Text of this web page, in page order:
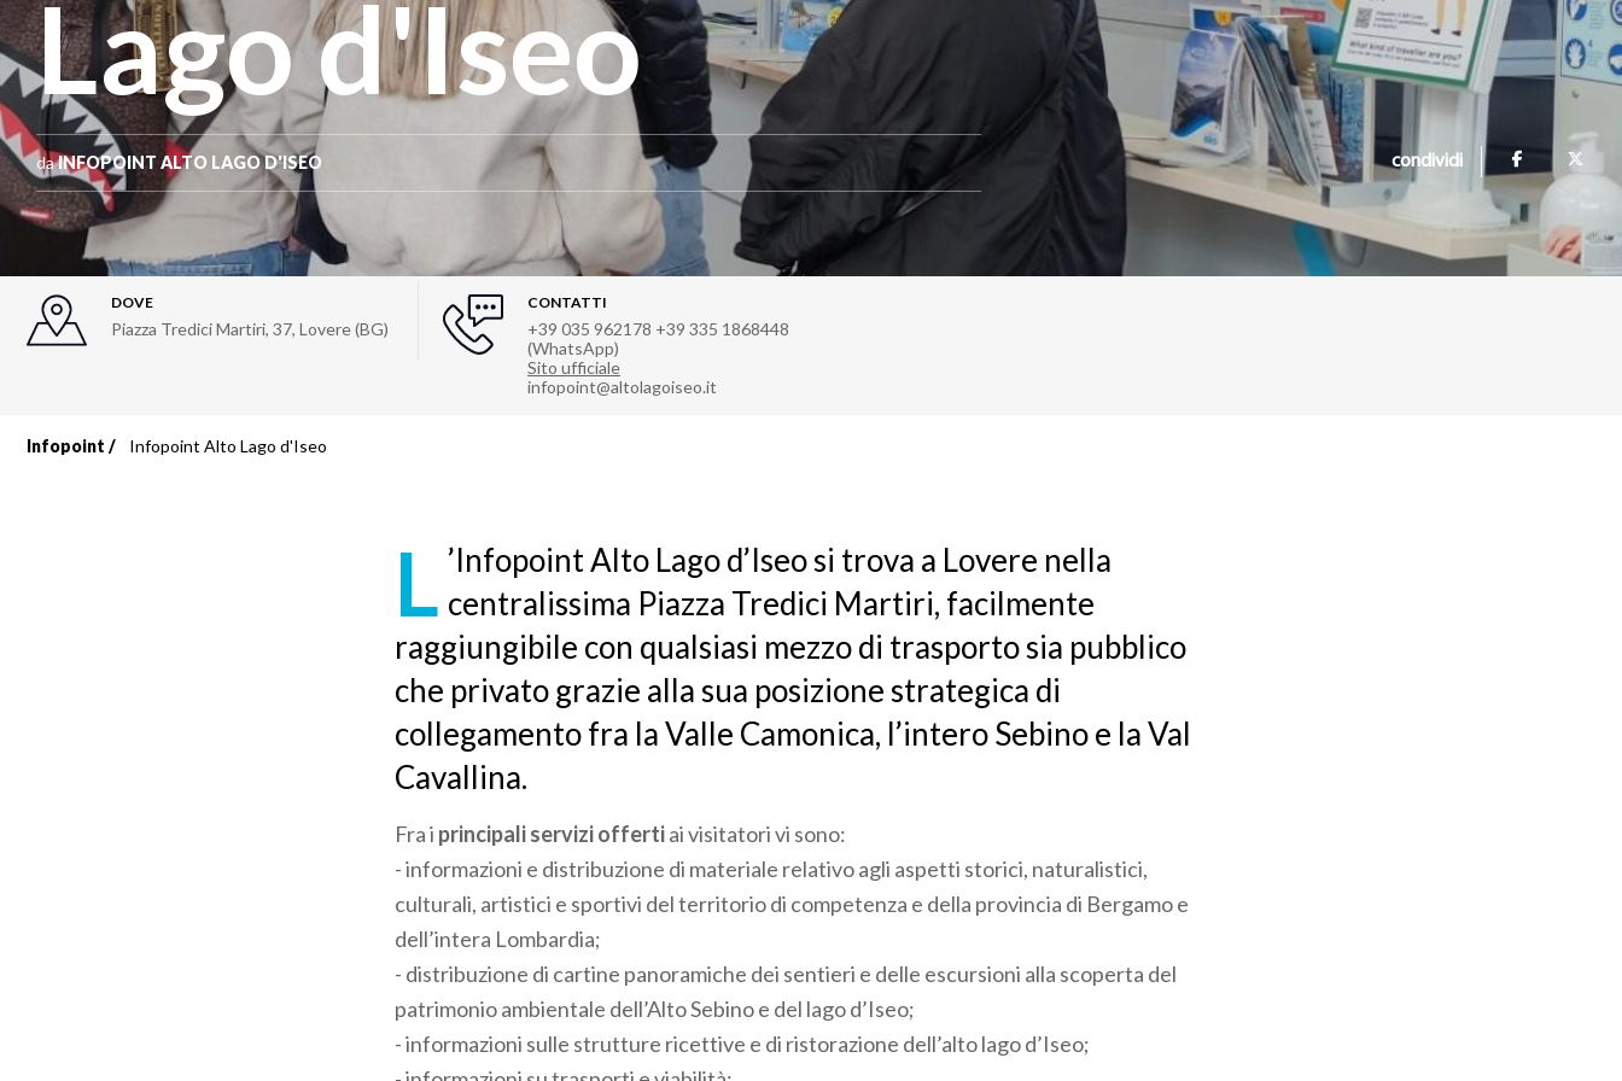
Lago d'Iseo
daINFOPOINT ALTO LAGO D'ISEO condividi
DOVE
Piazza Tredici Martiri, 37, Lovere (BG)
CONTATTI
+39 035 962178 +39 335 1868448
(WhatsApp)
Sito ufficiale
infopoint@altolagoiseo.it
Briciole
Infopoint Infopoint Alto Lago d'Iseo
L ’Infopoint Alto Lago d’Iseo si trova a Lovere nella
centralissima Piazza Tredici Martiri, facilmente
raggiungibile con qualsiasi mezzo di trasporto sia pubblico
che privato grazie alla sua posizione strategica di
collegamento fra la Valle Camonica, l’intero Sebino e la Val
Cavallina.
Fra i principali servizi offertiai visitatori vi sono:
- informazioni e distribuzione di materiale relativo agli aspetti storici, naturalistici,
culturali, artistici e sportivi del territorio di competenza e della provincia di Bergamo e
dell’intera Lombardia;
- distribuzione di cartine panoramiche dei sentieri e delle escursioni alla scoperta del
patrimonio ambientale dell’Alto Sebino e del lago d’Iseo;
- informazioni sulle strutture ricettive e di ristorazione dell’alto lago d’Iseo;